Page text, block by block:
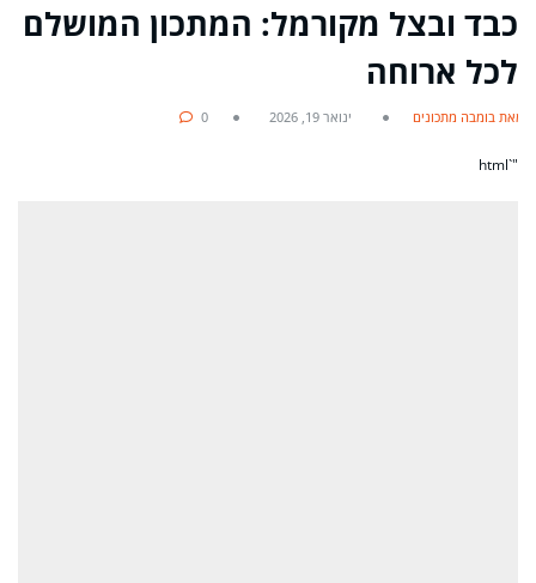
כבד ובצל מקורמל: המתכון המושלם
לכל ארוחה
מאת בומבה מתכונים ינואר 19, 2026 0
"`html